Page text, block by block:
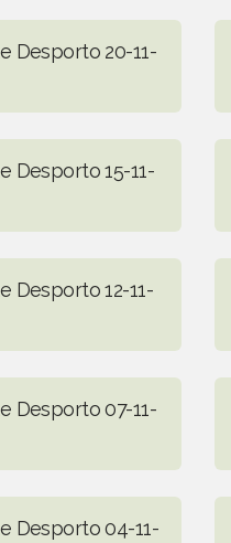
Desporto 20-11-
Desporto 15-11-
Desporto 12-11-
Desporto 07-11-
Desporto 04-11-